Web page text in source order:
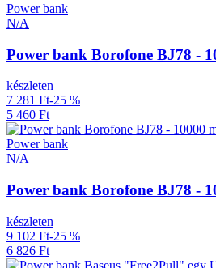
Power bank
N/A
Power bank Borofone BJ78 -
készleten
7 281 Ft-25 %
5 460 Ft
Power bank
N/A
Power bank Borofone BJ78 -
készleten
9 102 Ft-25 %
6 826 Ft